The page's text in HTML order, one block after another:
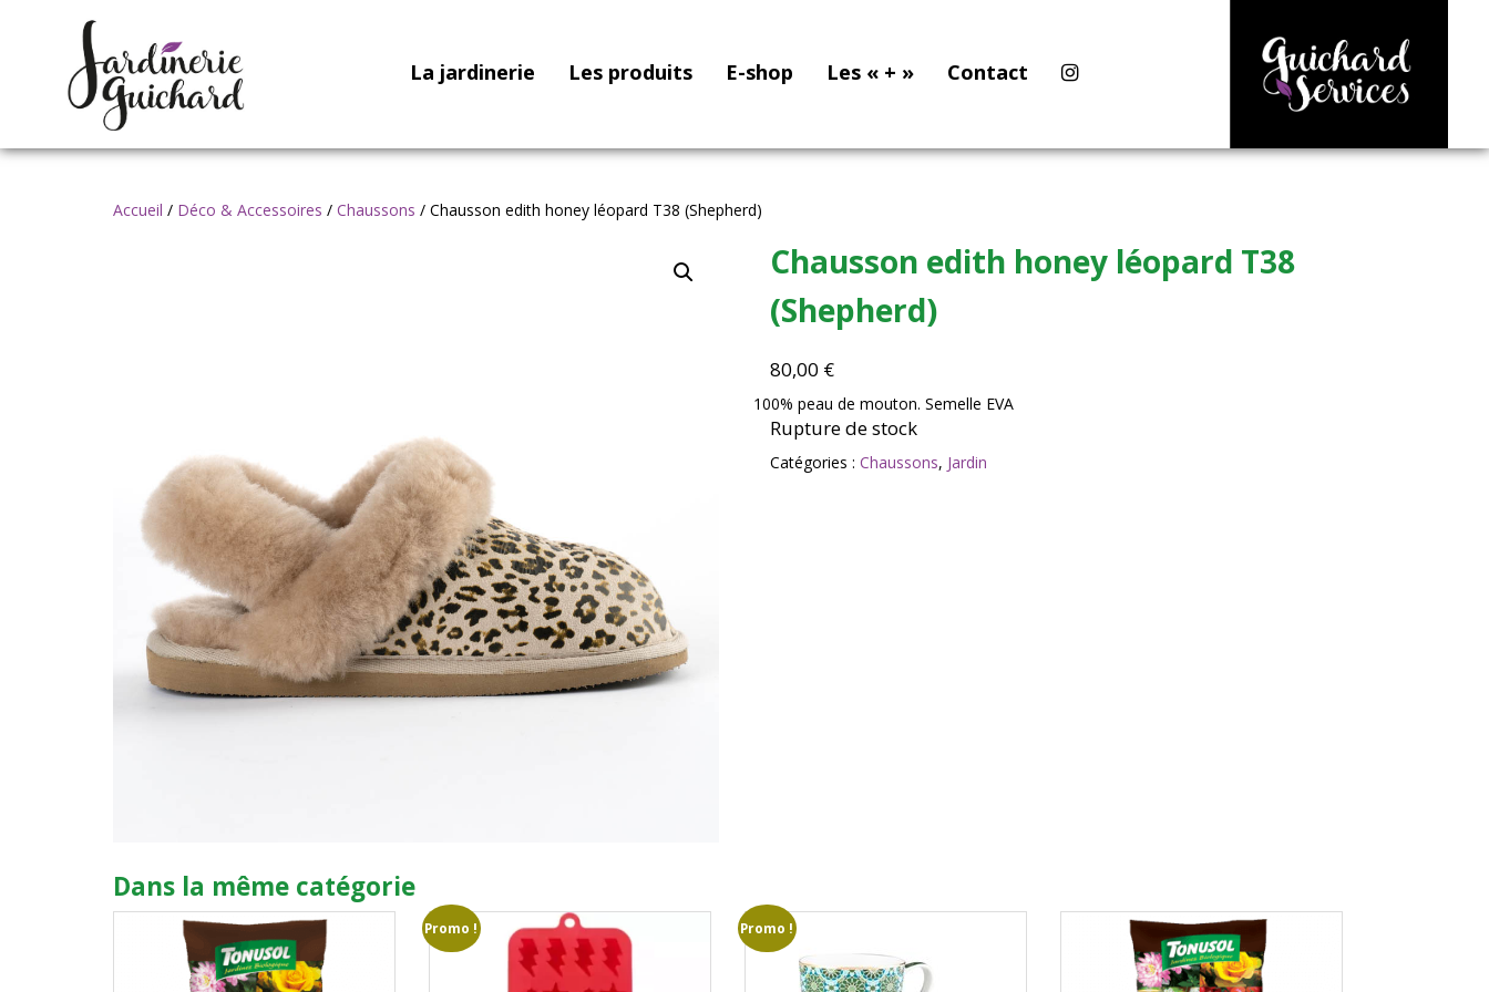
La jardinerie Les produits E-shop Les « + » Contact
Accueil / Déco & Accessoires / Chaussons / Chausson edith honey léopard T38 (Shepherd)
Chausson edith honey léopard T38
(Shepherd)
80,00 €
100% peau de mouton. Semelle EVA
Rupture de stock
Catégories : Chaussons, Jardin
Dans la même catégorie
Promo ! Promo !